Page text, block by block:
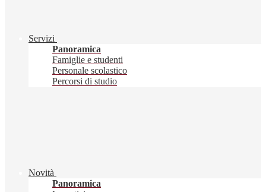
Servizi
Panoramica
Famiglie e studenti
Personale scolastico
Percorsi di studio
Novità
Panoramica